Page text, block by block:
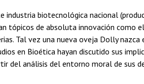
biotecnológica nacional
tópicos de absoluta innovación como
Tal vez una nueva oveja Dolly nazca
en Bioética hayan discutido sus
del análisis del entorno moral de sus